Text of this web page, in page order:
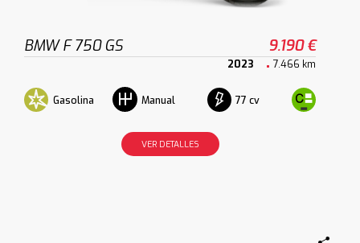
BMW F 750 GS 9.190 €
2023 7.466 km
Gasolina Manual 77 cv
VER DETALLES